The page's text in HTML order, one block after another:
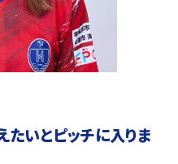
いとピッチに入りま